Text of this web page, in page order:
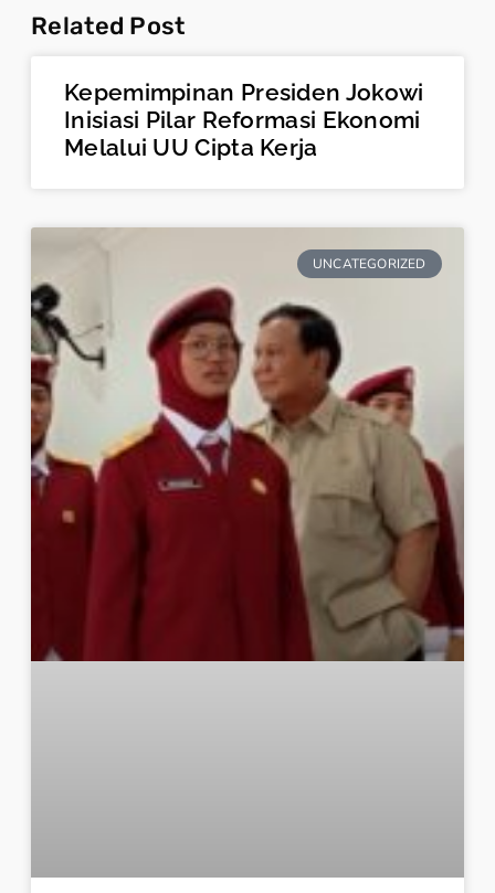
Related Post
Kepemimpinan Presiden Jokowi
Inisiasi Pilar Reformasi Ekonomi
Melalui UU Cipta Kerja
UNCATEGORIZED